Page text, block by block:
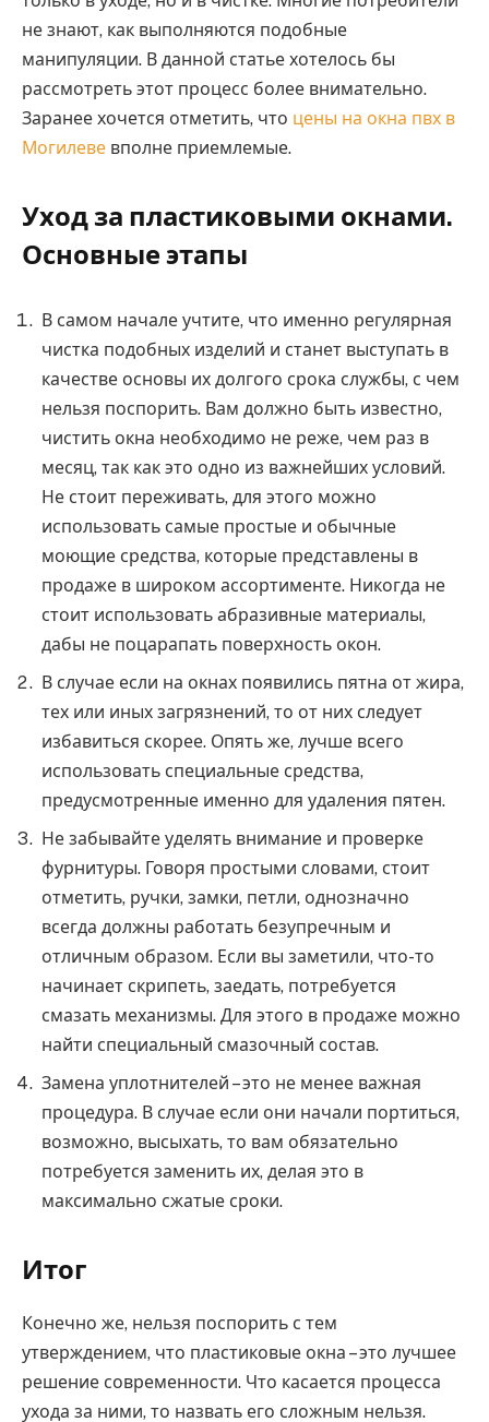
не знают, как выполняются подобные
манипуляции. В данной статье хотелось бы
рассмотреть этот процесс более внимательно.
Заранее хочется отметить, что цены на окна пвх в
Могилеве вполне приемлемые.
Уход за пластиковыми окнами.
Основные этапы
В самом начале учтите, что именно регулярная
чистка подобных изделий и станет выступать в
качестве основы их долгого срока службы, с чем
нельзя поспорить. Вам должно быть известно,
чистить окна необходимо не реже, чем раз в
месяц, так как это одно из важнейших условий.
Не стоит переживать, для этого можно
использовать самые простые и обычные
моющие средства, которые представлены в
продаже в широком ассортименте. Никогда не
стоит использовать абразивные материалы,
дабы не поцарапать поверхность окон.
В случае если на окнах появились пятна от жира,
тех или иных загрязнений, то от них следует
избавиться скорее. Опять же, лучше всего
использовать специальные средства,
предусмотренные именно для удаления пятен.
Не забывайте уделять внимание и проверке
фурнитуры. Говоря простыми словами, стоит
отметить, ручки, замки, петли, однозначно
всегда должны работать безупречным и
отличным образом. Если вы заметили, что-то
начинает скрипеть, заедать, потребуется
смазать механизмы. Для этого в продаже можно
найти специальный смазочный состав.
Замена уплотнителей – это не менее важная
процедура. В случае если они начали портиться,
возможно, высыхать, то вам обязательно
потребуется заменить их, делая это в
максимально сжатые сроки.
Итог
Конечно же, нельзя поспорить с тем
утверждением, что пластиковые окна – это лучшее
решение современности. Что касается процесса
ухода за ними, то назвать его сложным нельзя.